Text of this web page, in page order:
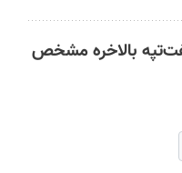
بالاخره مشخص